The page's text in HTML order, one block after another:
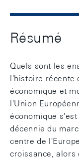
Résumé
Quels sont les
l'histoire récente
économique et
l'Union
économique
décennie du
centre de
croissance, alors